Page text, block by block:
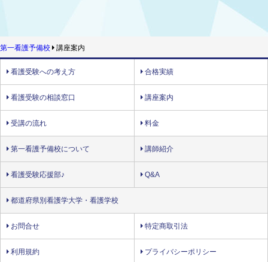
第一看護予備校 講座案内
看護受験への考え方 合格実績
看護受験の相談窓口 講座案内
受講の流れ 料金
第一看護予備校について 講師紹介
看護受験応援部♪ Q&A
都道府県別看護学大学・看護学校
お問合せ 特定商取引法
利用規約 プライバシーポリシー